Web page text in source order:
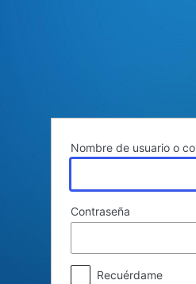
Nombre de usuario o
Contraseña
Recuérdame